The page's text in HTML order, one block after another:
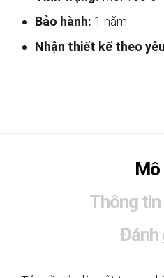
Bảo hành: 1 năm
Nhận thiết kế theo
Mô
Thông
Đánh